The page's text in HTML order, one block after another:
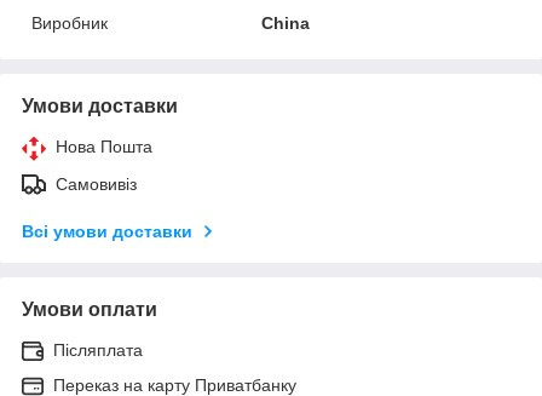
Виробник
China
Умови доставки
Нова Пошта
Самовивіз
Всі умови доставки
Умови оплати
Післяплата
Переказ на карту Приватбанку